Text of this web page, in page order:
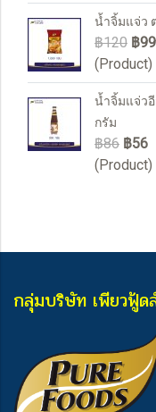
น้ำจิ้มแจ่ว
฿120 ฿99
(Product)
น้ำจิ้มแจ่ว
กรัม
฿86 ฿56
(Product)
กลุ่มบริษัท เพียวฟู้ด